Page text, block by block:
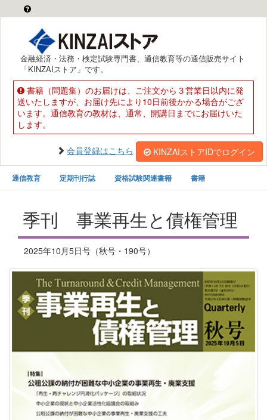
金融経済・法務・検定試験専門書、通信教育等の通信販売サイト
「KINZAIストア」です。
書籍（問題集）のお届けは、ご注文から３営業日以内に発
送いたしますが、お届け先により10日前後かかる場合がござ
います。通信教育の教材は、通常、開講日までにお届けいた
します。
会員登録はこちら KINZAIストアIDでログイン
通信教育 定期刊行誌 資格試験関連書籍 書籍
季刊 事業再生と債権管理
2025年10月5日号（秋号・190号）